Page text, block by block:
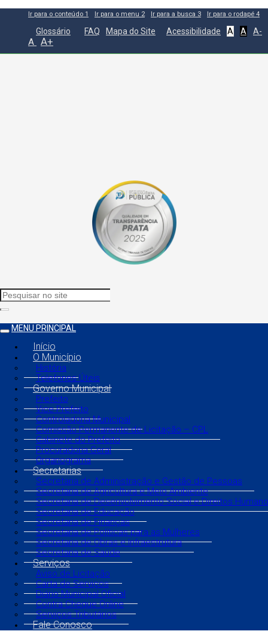
Ir para o conteúdo 1 Ir para o menu 2 Ir para a busca 3 Ir para o rodapé 4
Glossário FAQ Mapa do Site Acessibilidade A A A-
A A+
MENU PRINCIPAL
Início
O Município
História
Telefones Úteis
Governo Municipal
Prefeito
Vice Prefeito
Controladoria Municipal
Comissão Permanente de Licitação – CPL
Gabinete do Prefeito
Procuradoria Geral
Organograma
Secretarias
Secretaria de Administração e Gestão de Pessoas
Secretaria de Agricultura e Meio Ambiente
Secretaria de Desenvolvimento Social e Direitos
Secretaria de Educação
Secretaria de Finanças
Secretaria de Políticas para as Mulheres
Secretaria de Obras e Infraestrutura
Secretaria de Saúde
Serviços
Aviso de Licitação
Carta de Serviços
Diário Municipal Oficial
Contra Cheque Online
Serviços Tributários
Fale Conosco